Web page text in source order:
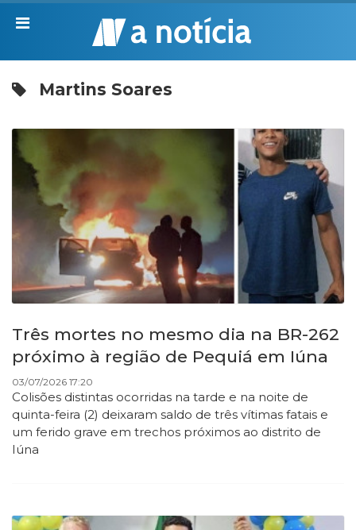
Martins Soares
Três mortes no mesmo dia na BR-262
próximo à região de Pequiá em Iúna
03/07/2026 17:20
Colisões distintas ocorridas na tarde e na noite de
quinta-feira (2) deixaram saldo de três vítimas fatais e
um ferido grave em trechos próximos ao distrito de
Iúna